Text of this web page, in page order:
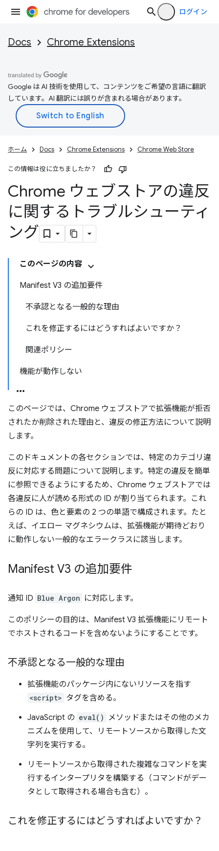
ログイン
Docs Chrome Extensions
Google は AI 技術を使用して、コンテンツをご希望の言語に翻訳
しています。AI 翻訳には誤りが含まれる場合があります。
ホーム Docs Chrome Extensions Chrome Web Store
この情報は役に立ちましたか？
Chrome ウェブストアの違反
に関するトラブルシューティ
ング
このページの内容
Manifest V3 の追加要件
不承認となる一般的な理由
これを修正するにはどうすればよいですか？
関連ポリシー
機能が動作しない
このページでは、Chrome ウェブストアで拡張機能が拒否
されたか削除された理由と、違反の修正方法について説明
します。
このドキュメントの各セクションでは、特定のカテゴリ違
反に対応する問題について説明します。特定の違反を簡単
に参照できるようにするため、Chrome ウェブストアでは
各違反に人が読める形式の ID が割り当てられます。これ
らの ID は、色と要素の 2 つの単語で構成されます。たと
えば、イエロー マグネシウムは、拡張機能が期待どおり
に動作しない一般的なエラークラスに該当します。
Manifest V3 の追加要件
通知 ID Blue Argon に対応します。
このポリシーの目的は、Manifest V3 拡張機能にリモート
でホストされるコードを含めないようにすることです。
不承認となる一般的な理由
拡張機能のパッケージ内にないリソースを指す
<script> タグを含める。
JavaScript の eval()
メソッドまたはその他のメカ
ニズムを使用して、リモートソースから取得した文
字列を実行する。
リモートソースから取得された複雑なコマンドを実
行するインタープリタを構築する（コマンドがデー
タとして取得される場合も含む）。
これを修正するにはどうすればよいですか？